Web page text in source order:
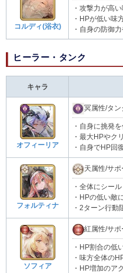
コルディ(浴衣)
・攻撃力が高
・HPが低い味
・自身の防御
ヒーラー・タンク
キャラ
オフィーリア
冥属性/タン
・自身に挑発
・最大HPやク
・自身でHP回
フォルティナ
天属性/サポ
・全体にシー
・HPの低い敵
・2ターン行動
ソフィア
紅属性/サポ
・HP割合の低
・味方全体の
・HP増加のア